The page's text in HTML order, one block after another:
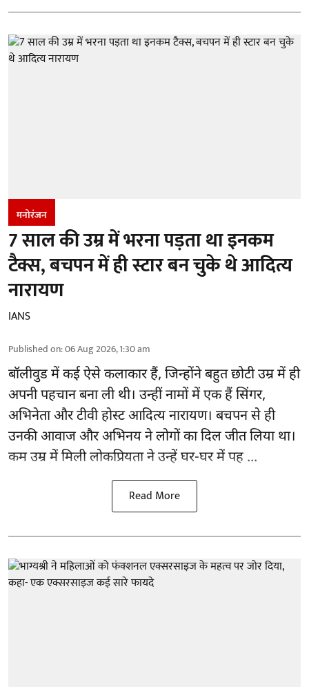
मनोरंजन
7 साल की उम्र में भरना पड़ता था इनकम
टैक्स, बचपन में ही स्टार बन चुके थे आदित्य
नारायण
IANS
Published on:06 Aug 2026, 1:30 am
बॉलीवुडमें कई ऐसे कलाकार हैं, जिन्होंने बहुत छोटी उम्र में ही
अपनी पहचान बना ली थी। उन्हीं नामों में एक हैं सिंगर,
अभिनेता और टीवी होस्ट आदित्य नारायण। बचपन से ही
उनकी आवाज और अभिनय ने लोगों का दिल जीत लिया था।
कम उम्र में मिली लोकप्रियता ने उन्हें घर-घर में पह ...
Read More